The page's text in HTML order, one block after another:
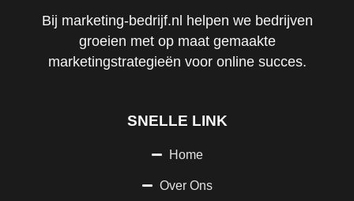
Bij marketing-bedrijf.nl helpen we bedrijven
groeien met op maat gemaakte
marketingstrategieën voor online succes.
SNELLE LINK
Home
Over Ons